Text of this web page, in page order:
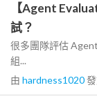
【Agent
試？
很多團隊評估
組...
由 hardness1020